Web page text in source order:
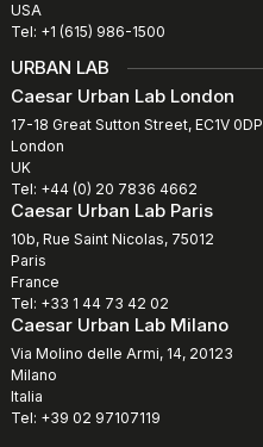
USA
Tel: +1 (615) 986-1500
URBAN LAB
Caesar Urban Lab London
17-18 Great Sutton Street, EC1V 0DP
London
UK
Tel: +44 (0) 20 7836 4662
Caesar Urban Lab Paris
10b, Rue Saint Nicolas, 75012
Paris
France
Tel: +33 1 44 73 42 02
Caesar Urban Lab Milano
Via Molino delle Armi, 14, 20123
Milano
Italia
Tel: +39 02 97107119